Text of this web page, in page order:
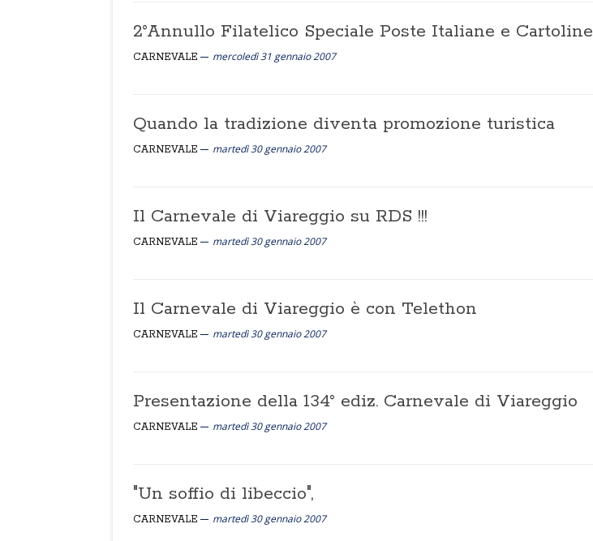
2°Annullo Filatelico Speciale Poste Italiane e Cartoline
CARNEVALE mercoledì 31 gennaio 2007
Quando la tradizione diventa promozione turistica
CARNEVALE martedì 30 gennaio 2007
Il Carnevale di Viareggio su RDS !!!
CARNEVALE martedì 30 gennaio 2007
Il Carnevale di Viareggio è con Telethon
CARNEVALE martedì 30 gennaio 2007
Presentazione della 134° ediz. Carnevale di Viareggio
CARNEVALE martedì 30 gennaio 2007
"Un soffio di libeccio",
CARNEVALE martedì 30 gennaio 2007